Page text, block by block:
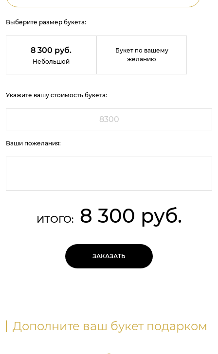
Выберите размер букета:
8 300 руб.
Небольшой
Букет по вашему
желанию
Укажите вашу стоимость букета:
Ваши пожелания:
ИТОГО: 8 300 руб.
ЗАКАЗАТЬ
Дополните ваш букет подарком